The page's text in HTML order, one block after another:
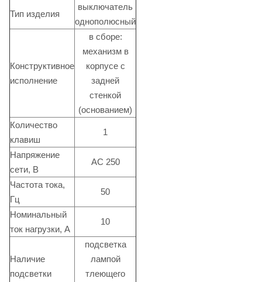
Тип изделия
выключатель
однополюсный
Конструктивное
исполнение
в сборе:
механизм в
корпусе с
задней
стенкой
(основанием)
Количество
клавиш
1
Напряжение
сети, В
АС 250
Частота тока,
Гц
50
Номинальный
ток нагрузки, А
10
Наличие
подсветки
подсветка
лампой
тлеющего